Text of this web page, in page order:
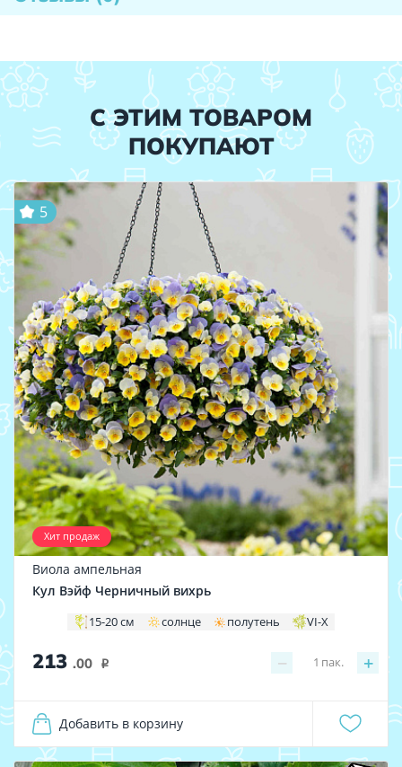
С ЭТИМ ТОВАРОМ
ПОКУПАЮТ
Хит продаж
5
Виола ампельная
Кул Вэйф Черничный вихрь
15-20 см солнце полутень VI-X
213 .00 i − +
1 пак.
Добавить в корзину